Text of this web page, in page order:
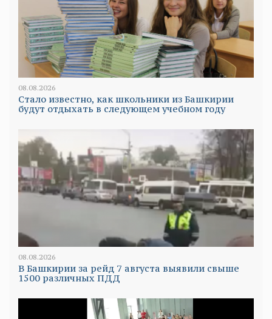
08.08.2026
Стало известно, как школьники из Башкирии
будут отдыхать в следующем учебном году
08.08.2026
В Башкирии за рейд 7 августа выявили свыше
1500 различных ПДД